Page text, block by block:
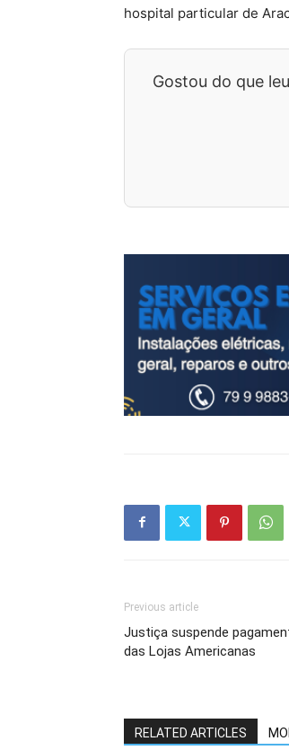
hospital particular de
Gostou do que
Previous article
Justiça suspende
das Lojas Americanas
RELATED ARTICLES